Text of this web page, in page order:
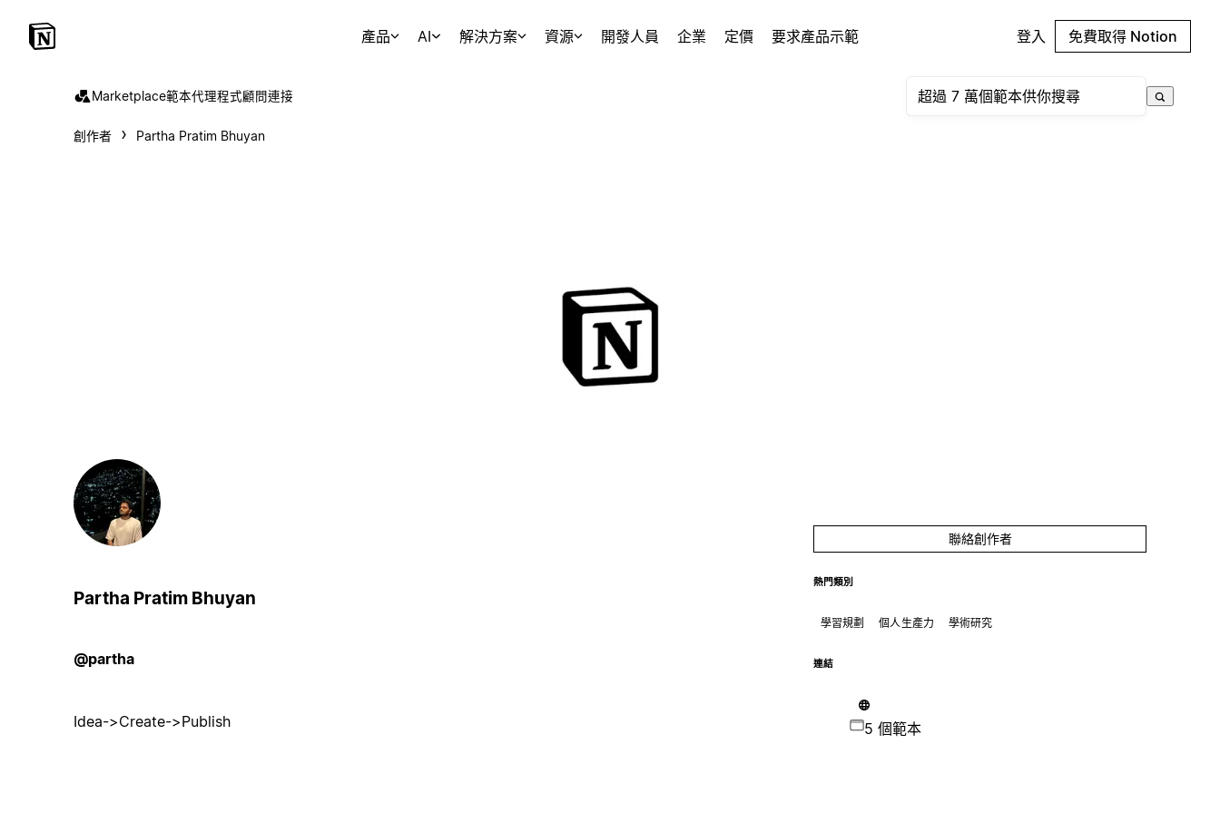
產品 AI 解決方案 資源 開發人員 企業 定價 要求產品示範 登入 免費取得 Notion
Marketplace範本代理程式顧問連接
創作者 Partha Pratim Bhuyan
Partha Pratim Bhuyan
@partha
Idea->Create->Publish
聯絡創作者
熱門類別
學習規劃 個人生產力 學術研究
連結
5 個範本